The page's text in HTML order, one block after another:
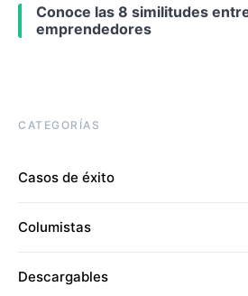
Conoce las 8 similitudes
emprendedores
CATEGORÍAS
Casos de éxito
Columistas
Descargables